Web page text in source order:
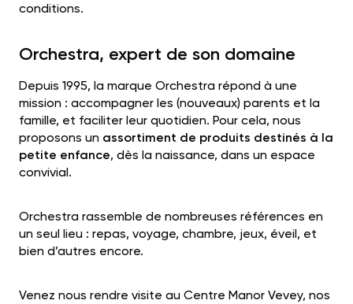
conditions.
Orchestra, expert de son domaine
Depuis 1995, la marque Orchestra répond à une
mission : accompagner les (nouveaux) parents et la
famille, et faciliter leur quotidien. Pour cela, nous
proposons un assortiment de produits destinés à la
petite enfance, dès la naissance, dans un espace
convivial.
Orchestra rassemble de nombreuses références en
un seul lieu : repas, voyage, chambre, jeux, éveil, et
bien d’autres encore.
Venez nous rendre visite au Centre Manor Vevey, nos